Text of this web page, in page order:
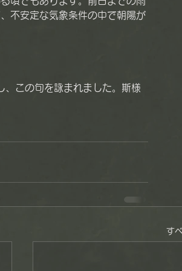
不安定な気象条件の中で朝陽が
この句を詠まれました。斯様
す